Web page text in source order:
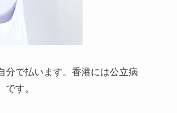
分で払います。香港には公立病
す。